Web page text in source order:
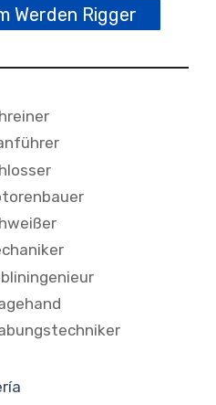
Werden Rigger